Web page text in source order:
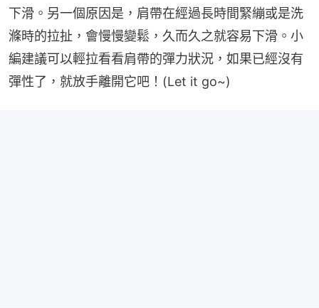
下滑。另一個原因是，肩帶在經過長時間緊繃或是洗
滌時的拉扯，會慢慢變鬆，久而久之就容易下滑。小
編建議可以輕拉看看肩帶的彈力狀況，如果已經沒有
彈性了，就放手離開它吧！(Let it go~)